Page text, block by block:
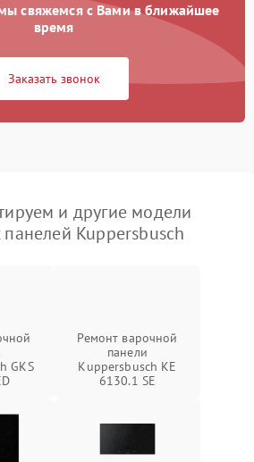
мы свяжемся с Вами в ближайшее
время
Заказать звонок
и другие модели
Kuppersbusch
GKS
Ремонт варочной
панели
Kuppersbusch KE
6130.1 SE